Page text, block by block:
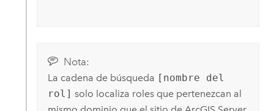
Nota:
La cadena de búsqueda [nombre del
rol] solo localiza roles que pertenezcan al